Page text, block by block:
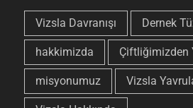
Vizsla Davranışı Dernek
hakkimizda Çiftliğimizden
misyonumuz Vizsla